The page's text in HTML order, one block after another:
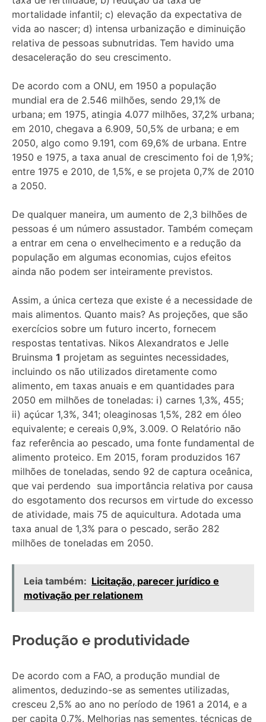
mortalidade infantil; c) elevação da expectativa de
vida ao nascer; d) intensa urbanização e diminuição
relativa de pessoas subnutridas. Tem havido uma
desaceleração do seu crescimento.
De acordo com a ONU, em 1950 a população
mundial era de 2.546 milhões, sendo 29,1% de
urbana; em 1975, atingia 4.077 milhões, 37,2% urbana;
em 2010, chegava a 6.909, 50,5% de urbana; e em
2050, algo como 9.191, com 69,6% de urbana. Entre
1950 e 1975, a taxa anual de crescimento foi de 1,9%;
entre 1975 e 2010, de 1,5%, e se projeta 0,7% de 2010
a 2050.
De qualquer maneira, um aumento de 2,3 bilhões de
pessoas é um número assustador. Também começam
a entrar em cena o envelhecimento e a redução da
população em algumas economias, cujos efeitos
ainda não podem ser inteiramente previstos.
Assim, a única certeza que existe é a necessidade de
mais alimentos. Quanto mais? As projeções, que são
exercícios sobre um futuro incerto, fornecem
respostas tentativas. Nikos Alexandratos e Jelle
Bruinsma 1 projetam as seguintes necessidades,
incluindo os não utilizados diretamente como
alimento, em taxas anuais e em quantidades para
2050 em milhões de toneladas: i) carnes 1,3%, 455;
ii) açúcar 1,3%, 341; oleaginosas 1,5%, 282 em óleo
equivalente; e cereais 0,9%, 3.009. O Relatório não
faz referência ao pescado, uma fonte fundamental de
alimento proteico. Em 2015, foram produzidos 167
milhões de toneladas, sendo 92 de captura oceânica,
que vai perdendo sua importância relativa por causa
do esgotamento dos recursos em virtude do excesso
de atividade, mais 75 de aquicultura. Adotada uma
taxa anual de 1,3% para o pescado, serão 282
milhões de toneladas em 2050.
Leia também: Licitação, parecer jurídico e
motivação per relationem
Produção e produtividade
De acordo com a FAO, a produção mundial de
alimentos, deduzindo-se as sementes utilizadas,
cresceu 2,5% ao ano no período de 1961 a 2014, e a
per capita 0,7%. Melhorias nas sementes, técnicas de